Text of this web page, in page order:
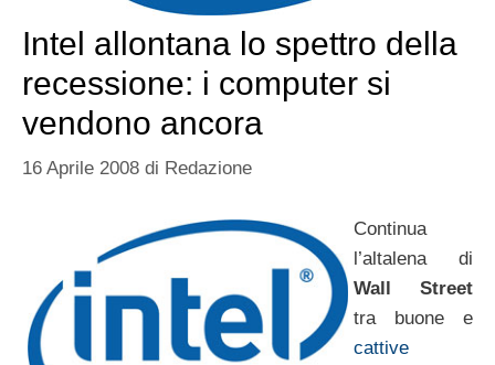
Intel allontana lo spettro della
recessione: i computer si
vendono ancora
16 Aprile 2008 di Redazione
Continua
l’altalena di
Wall Street
tra buone e
cattive